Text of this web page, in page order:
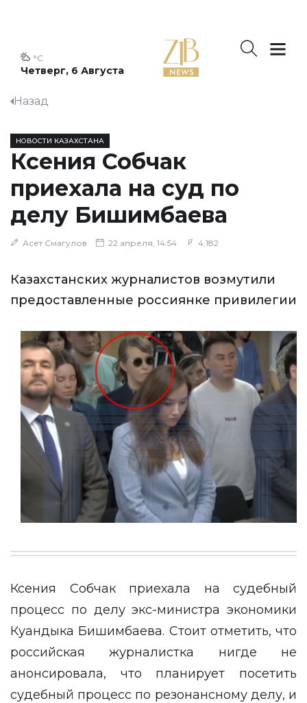
Четверг, 6 Августа
°C
Назад
НОВОСТИ КАЗАХСТАНА
Ксения Собчак
приехала на суд по
делу Бишимбаева
Асет Смагулов 22 апреля, 14:54 4,182
Казахстанских журналистов возмутили
предоставленные россиянке привилегии
Ксения Собчак приехала на судебный
процесс по делу экс-министра экономики
Куандыка Бишимбаева. Стоит отметить, что
российская журналистка нигде не
анонсировала, что планирует посетить
судебный процесс по резонансному делу, и